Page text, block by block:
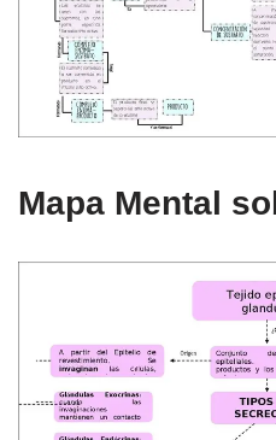
Mapa Mental